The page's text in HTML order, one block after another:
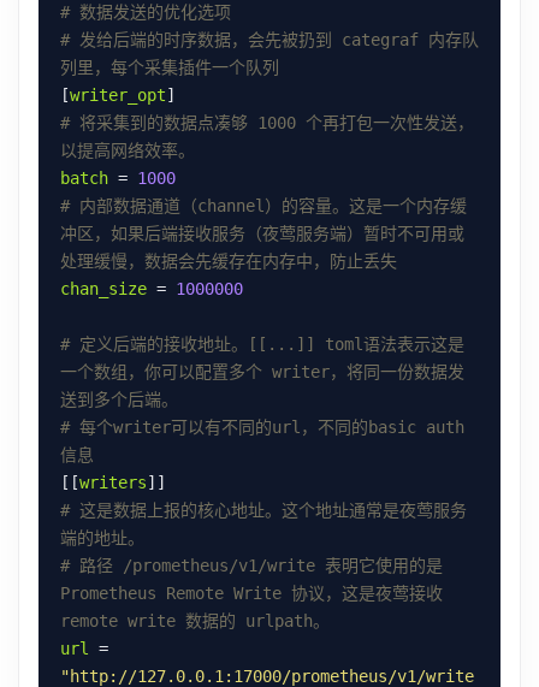
# 数据发送的优化选项
# 发给后端的时序数据，会先被扔到 categraf 内存队
列里，每个采集插件一个队列
[writer_opt
# 将采集到的数据点凑够 1000 个再打包一次性发送，
以提高网络效率。
batch = 1000
# 内部数据通道（channel）的容量。这是一个内存缓
冲区，如果后端接收服务（夜莺服务端）暂时不可用或
处理缓慢，数据会先缓存在内存中，防止丢失
chan_size = 1000000
# 定义后端的接收地址。[[...]] toml语法表示这是
一个数组，你可以配置多个 writer，将同一份数据发
送到多个后端。
# 每个writer可以有不同的url，不同的basic auth
信息
[[writers
# 这是数据上报的核心地址。这个地址通常是夜莺服务
端的地址。
# 路径 /prometheus/v1/write 表明它使用的是
Prometheus Remote Write 协议，这是夜莺接收
remote write 数据的 urlpath。
url
"http://127.0.0.1:17000/prometheus/v1/write